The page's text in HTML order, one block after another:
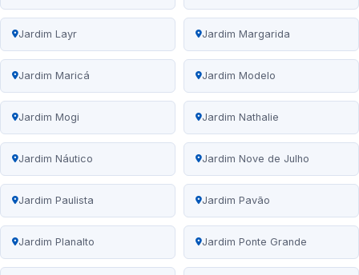
Jardim Layr Jardim Margarida
Jardim Maricá Jardim Modelo
Jardim Mogi Jardim Nathalie
Jardim Náutico Jardim Nove de Julho
Jardim Paulista Jardim Pavão
Jardim Planalto Jardim Ponte Grande